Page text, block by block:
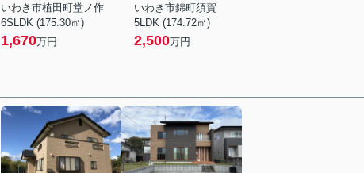
いわき市植田町堂ノ作
6SLDK (175.30㎡)
1,670万円
いわき市錦町須賀
5LDK (174.72㎡)
2,500万円